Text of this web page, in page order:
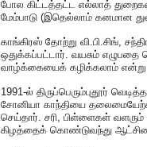
போல கிட்டத்தட்ட எல்லாத்
மேம்பாடு (இதெல்லாம் கனமான
காங்கிரஸ் தோற்று வி.பி.சிங்,
ஒதுக்கப்பட்டார். வயசும் எழுபதை
வாழ்க்கையைக் கழிக்கலாம் என்று
1991-ல் திருப்பெரும்புதூர்
சோனியா காந்தியை
செய்தார். சரி, பிள்ளைகள் வளரும்
கிழத்தைக் கொண்டுவந்து